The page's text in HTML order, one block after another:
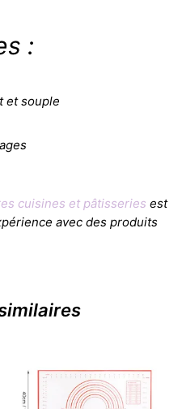
:
et souple
cuisines et pâtisseries est
avec des produits